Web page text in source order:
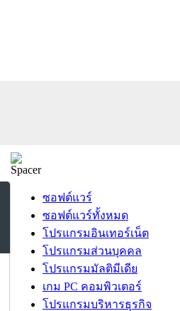
ซอฟต์แวร์
ซอฟต์แวร์ทั้งหมด
โปรแกรมอินเทอร์เน็ต
โปรแกรมส่วนบุคคล
โปรแกรมมัลติมีเดีย
เกม PC คอมพิวเตอร์
โปรแกรมบริหารธุรกิจ